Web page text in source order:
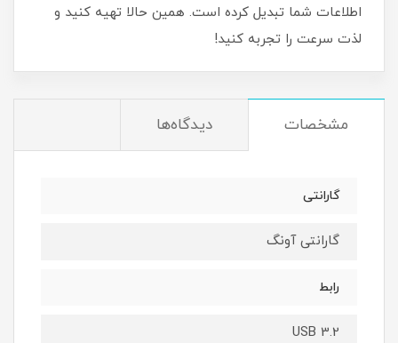
اطلاعات شما تبدیل کرده است. همین حالا تهیه کنید و
لذت سرعت را تجربه کنید!
مشخصات دیدگاه‌ها
گارانتی
گارانتی آونگ
رابط
USB 3.2